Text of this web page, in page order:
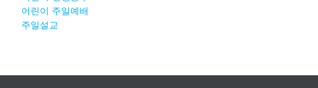
어린이 주일예배
주일설교